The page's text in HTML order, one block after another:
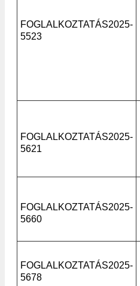
FOGLALKOZTATÁS2025-
5523
FOGLALKOZTATÁS2025-
5621
FOGLALKOZTATÁS2025-
5660
FOGLALKOZTATÁS2025-
5678